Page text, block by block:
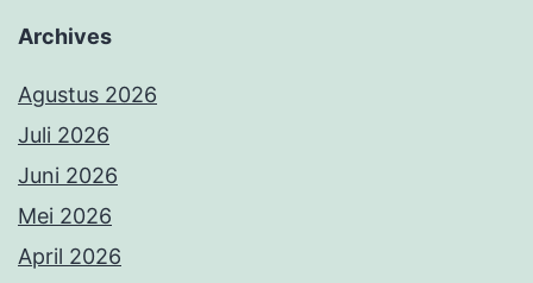
Archives
Agustus 2026
Juli 2026
Juni 2026
Mei 2026
April 2026